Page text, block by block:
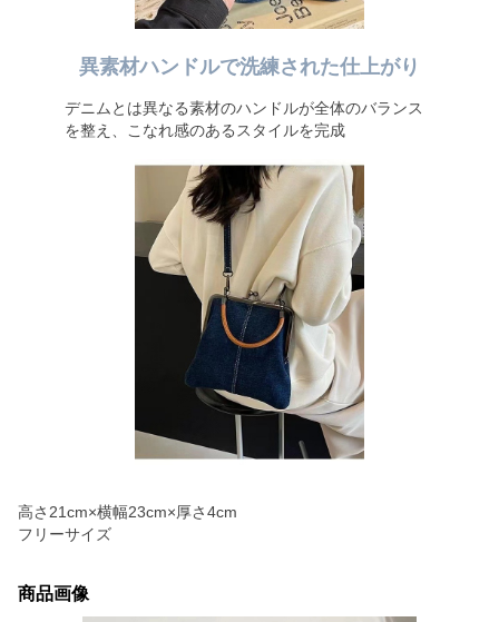
異素材ハンドルで洗練された仕上がり
デニムとは異なる素材のハンドルが全体のバランス
を整え、こなれ感のあるスタイルを完成
高さ21cm×横幅23cm×厚さ4cm
フリーサイズ
商品画像